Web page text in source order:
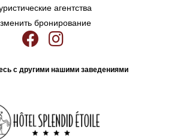
агентства
бронирование
с другими нашими заведениями